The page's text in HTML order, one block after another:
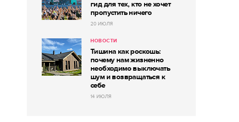
гид для тех, кто не хочет
пропустить ничего
20 ИЮЛЯ
НОВОСТИ
Тишина как роскошь:
почему нам жизненно
необходимо выключать
шум и возвращаться к
себе
14 ИЮЛЯ